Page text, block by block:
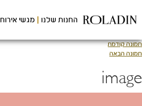
לתוכן
המרכזי
החנות שלנו מגשי אירוח
תמונה קודמת
תמונה הבאה
image